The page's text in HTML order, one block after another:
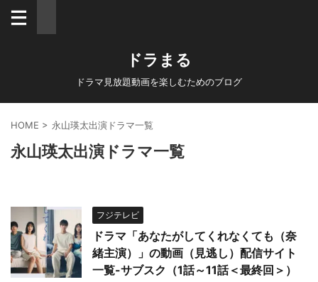
ドラまる
ドラマ見放題動画を楽しむためのブログ
HOME > 永山瑛太出演ドラマ一覧
永山瑛太出演ドラマ一覧
フジテレビ
ドラマ「あなたがしてくれなくても（奈
緒主演）」の動画（見逃し）配信サイト
一覧-サブスク（1話～11話＜最終回＞）